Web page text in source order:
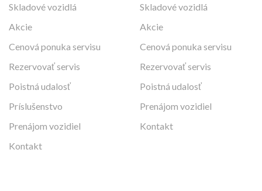
Skladové vozidlá
Akcie
Cenová ponuka servisu
Rezervovať servis
Poistná udalosť
Príslušenstvo
Prenájom vozidiel
Kontakt
Skladové vozidlá
Akcie
Cenová ponuka servisu
Rezervovať servis
Poistná udalosť
Prenájom vozidiel
Kontakt